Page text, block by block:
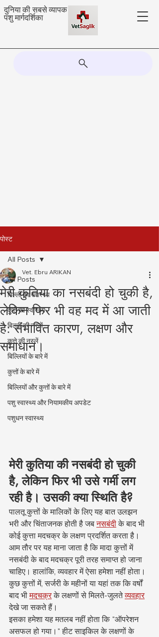
दुनिया की सबसे व्यापक
पशु मार्गदर्शिका
पोस्ट
All Posts
बिल्ली का स्वास्थ्य
कुत्ते का स्वास्थ्य
बिल्ली की नस्लें
कुत्ते की नस्लें
बिल्लियों के बारे में
कुत्तों के बारे में
बिल्लियों और कुत्तों के बारे में
पशु स्वास्थ्य और नियामकीय अपडेट
पशुधन स्वास्थ्य
All Posts
मेरी कुतिया का नसबंदी हो चुकी है,
लेकिन फिर भी वह मद में आ जाती
है: संभावित कारण, लक्षण और
समाधान।
Vet. Ebru ARIKAN
मेरी कुतिया की नसबंदी हो चुकी
है, लेकिन फिर भी उसे गर्मी लग
रही है। उसकी क्या स्थिति है?
पालतू कुत्तों के मालिकों के लिए यह बात उलझन
भरी और चिंताजनक होती है जब नसबंदी के बाद भी
कोई कुत्ता मदचक्र के लक्षण प्रदर्शित करता है।
आम तौर पर यह माना जाता है कि मादा कुत्तों में
नसबंदी के बाद मदचक्र पूरी तरह समाप्त हो जाना
चाहिए। हालांकि, व्यवहार में ऐसा हमेशा नहीं होता।
कुछ कुत्तों में, सर्जरी के महीनों या यहां तक कि वर्षों
बाद भी मदचक्र के लक्षणों से मिलते-जुलते व्यवहार
देखे जा सकते हैं।
इसका हमेशा यह मतलब नहीं होता कि "ऑपरेशन
असफल हो गया।" हीट साइकिल के लक्षणों के